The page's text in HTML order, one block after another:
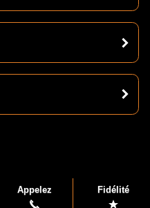
Appelez Fidélité